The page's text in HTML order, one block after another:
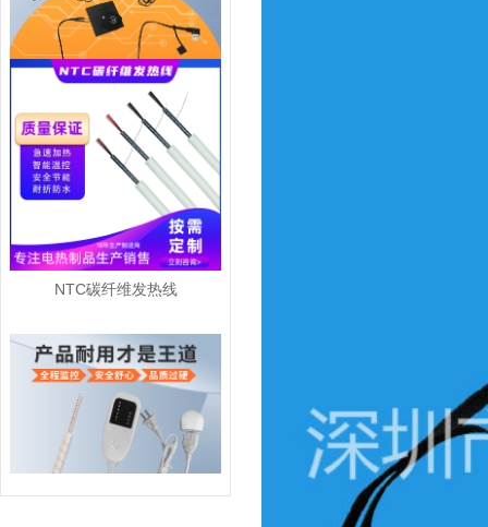
电热披毯碳纤维发热片
NTC碳纤维发热线